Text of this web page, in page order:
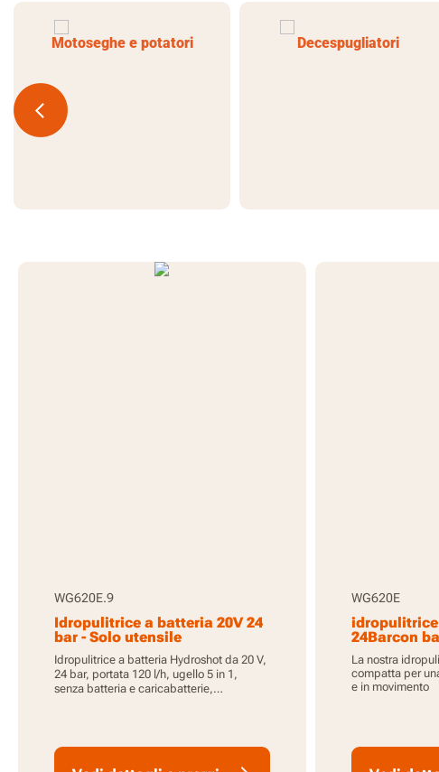
Motoseghe e potatori Decespugliatori
WG620E.9
Idropulitrice a batteria 20V 24
bar - Solo utensile
Idropulitrice a batteria Hydroshot da 20 V,
24 bar, portata 120 l/h, ugello 5 in 1,
senza batteria e caricabatterie,
WG620E
idropulitrice
24Barcon
caricatore
La nostra
compatta per
e in movimento